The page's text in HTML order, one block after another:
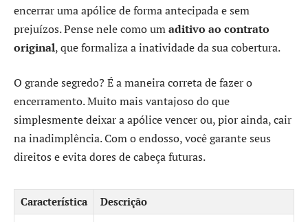
encerrar uma apólice de forma antecipada e sem
prejuízos. Pense nele como umaditivo ao contrato
original, que formaliza a inatividade da sua cobertura.
O grande segredo? É a maneira correta de fazer o
encerramento. Muito mais vantajoso do que
simplesmente deixar a apólice vencer ou, pior ainda, cair
na inadimplência. Com o endosso, você garante seus
direitos e evita dores de cabeça futuras.
Característica
Descrição